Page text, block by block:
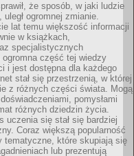
że sposób, w jaki ludzie
ogromnej zmianie.
lat temu większość informacji
w książkach,
specjalistycznych
część tej wiedzy
i jest dostępna dla każdego
stał się przestrzenią, w której
z różnych części świata. Mogą
pomysłami
różnych dziedzin życia.
uczenia się stał się bardziej
Coraz większą popularność
tematyczne, które skupiają się
lub prezentują